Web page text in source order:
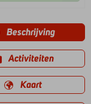
Beschrijving
Activiteiten
Kaart